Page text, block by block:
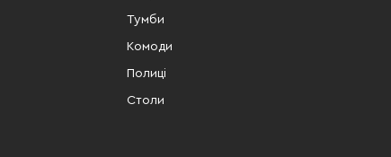
Тумби
Комоди
Полиці
Столи